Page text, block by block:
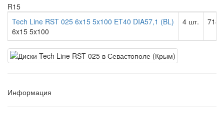
R15
Tech Line RST 025 6x15 5x100 ET40 DIA57,1 (BL)
6x15 5x100
4 шт.
Информация